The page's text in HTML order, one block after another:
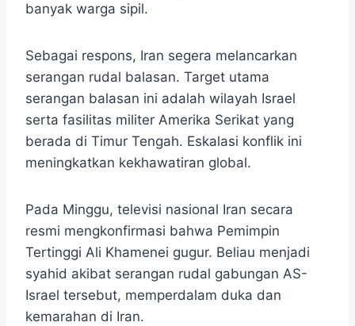
banyak warga sipil.
Sebagai respons, Iran segera melancarkan
serangan rudal balasan. Target utama
serangan balasan ini adalah wilayah Israel
serta fasilitas militer Amerika Serikat yang
berada di Timur Tengah. Eskalasi konflik ini
meningkatkan kekhawatiran global.
Pada Minggu, televisi nasional Iran secara
resmi mengkonfirmasi bahwa Pemimpin
Tertinggi Ali Khamenei gugur. Beliau menjadi
syahid akibat serangan rudal gabungan AS-
Israel tersebut, memperdalam duka dan
kemarahan di Iran.